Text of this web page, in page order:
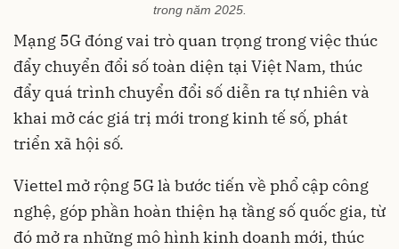
trong năm 2025.
Mạng 5G đóng vai trò quan trọng trong việc thúc
đẩy chuyển đổi số toàn diện tại Việt Nam, thúc
đẩy quá trình chuyển đổi số diễn ra tự nhiên và
khai mở các giá trị mới trong kinh tế số, phát
triển xã hội số.
Viettel mở rộng 5G là bước tiến về phổ cập công
nghệ, góp phần hoàn thiện hạ tầng số quốc gia, từ
đó mở ra những mô hình kinh doanh mới, thúc